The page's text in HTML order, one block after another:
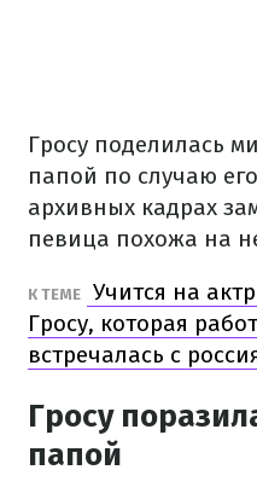
Гросу поделилась
папой по случаю
архивных кадрах
певица похожа на
К ТЕМЕ
Учится на
Гросу, которая
встречалась с
Гросу
папой